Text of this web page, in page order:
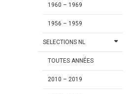
1960 – 1969
1956 – 1959
SELECTIONS NL
TOUTES ANNÉES
2010 – 2019